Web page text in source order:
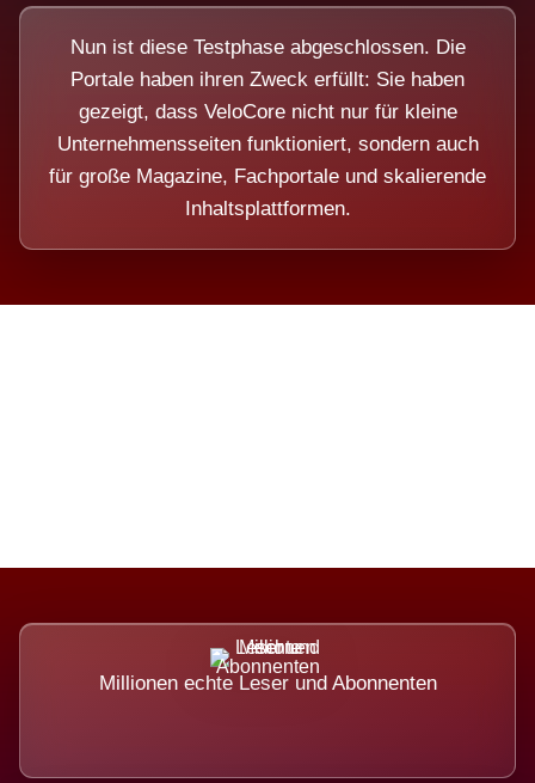
Nun ist diese Testphase abgeschlossen. Die
Portale haben ihren Zweck erfüllt: Sie haben
gezeigt, dass VeloCore nicht nur für kleine
Unternehmensseiten funktioniert, sondern auch
für große Magazine, Fachportale und skalierende
Inhaltsplattformen.
Millionen echte Leser und Abonnenten